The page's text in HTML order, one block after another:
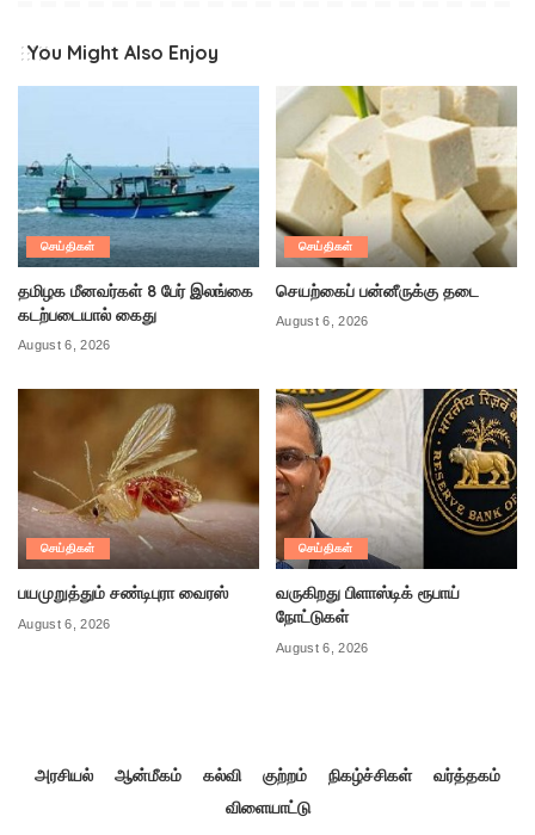
You Might Also Enjoy
செய்திகள்
தமிழக மீனவர்கள் 8 பேர் இலங்கை
கடற்படையால் கைது
August 6, 2026
செய்திகள்
செயற்கைப் பன்னீருக்கு தடை
August 6, 2026
செய்திகள்
பயமுறுத்தும் சண்டிபுரா வைரஸ்
August 6, 2026
செய்திகள்
வருகிறது பிளாஸ்டிக் ரூபாய்
நோட்டுகள்
August 6, 2026
அரசியல் ஆன்மீகம் கல்வி குற்றம் நிகழ்ச்சிகள்
வர்த்தகம்
விளையாட்டு